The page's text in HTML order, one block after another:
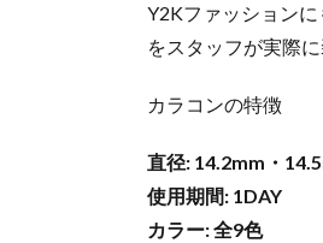
Y2Kファッション
をスタッフが実際
カラコンの特徴
直径: 14.2mm・
使用期間: 1DAY
カラー: 全9色